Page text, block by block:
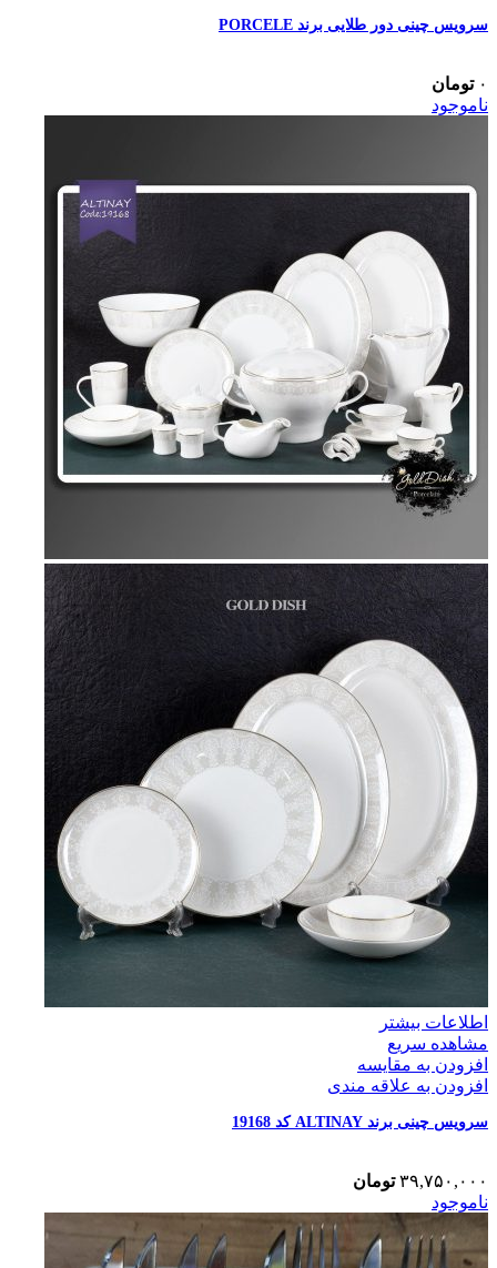
سرویس چینی دور طلایی برند PORCELE
۰ تومان
ناموجود
اطلاعات بیشتر
مشاهده سریع
افزودن به مقایسه
افزودن به علاقه مندی
سرویس چینی برند ALTINAY کد 19168
۳۹,۷۵۰,۰۰۰ تومان
ناموجود